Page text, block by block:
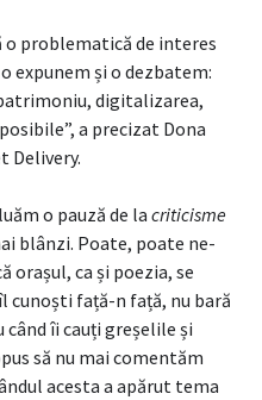
o problematică de interes
expunem și o dezbatem:
digitalizarea,
a precizat Dona
Delivery.
o pauză de la criticisme
blânzi. Poate, poate ne-
orașul, ca și poezia, se
cunoști față-n față, nu bară
când îi cauți greșelile și
să nu mai comentăm
acesta a apărut tema